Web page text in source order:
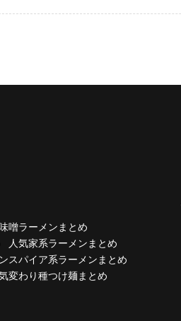
噌ラーメンまとめ
人気家系ラーメンまとめ
スパイア系ラーメンまとめ
変わり種つけ麺まとめ